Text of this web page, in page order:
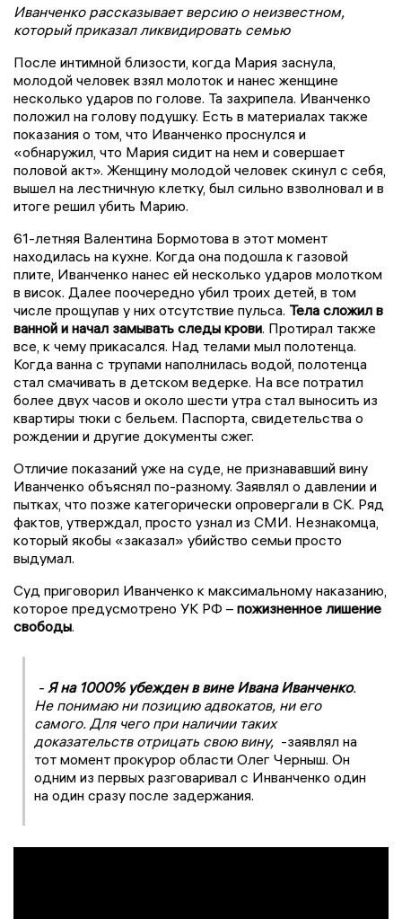
Иванченко рассказывает версию о неизвестном,
который приказал ликвидировать семью
После интимной близости, когда Мария заснула,
молодой человек взял молоток и нанес женщине
несколько ударов по голове. Та захрипела. Иванченко
положил на голову подушку. Есть в материалах также
показания о том, что Иванченко проснулся и
«обнаружил, что Мария сидит на нем и совершает
половой акт». Женщину молодой человек скинул с себя,
вышел на лестничную клетку, был сильно взволновал и в
итоге решил убить Марию.
61-летняя Валентина Бормотова в этот момент
находилась на кухне. Когда она подошла к газовой
плите, Иванченко нанес ей несколько ударов молотком
в висок. Далее поочередно убил троих детей, в том
числе прощупав у них отсутствие пульса. Тела сложил в
ванной и начал замывать следы крови. Протирал также
все, к чему прикасался. Над телами мыл полотенца.
Когда ванна с трупами наполнилась водой, полотенца
стал смачивать в детском ведерке. На все потратил
более двух часов и около шести утра стал выносить из
квартиры тюки с бельем. Паспорта, свидетельства о
рождении и другие документы сжег.
Отличие показаний уже на суде, не признававший вину
Иванченко объяснял по-разному. Заявлял о давлении и
пытках, что позже категорически опровергали в СК. Ряд
фактов, утверждал, просто узнал из СМИ. Незнакомца,
который якобы «заказал» убийство семьи просто
выдумал.
Суд приговорил Иванченко к максимальному наказанию,
которое предусмотрено УК РФ – пожизненное лишение
свободы.
- Я на 1000% убежден в вине Ивана Иванченко.
Не понимаю ни позицию адвокатов, ни его
самого. Для чего при наличии таких
доказательств отрицать свою вину, -заявлял на
тот момент прокурор области Олег Черныш. Он
одним из первых разговаривал с Инванченко один
на один сразу после задержания.